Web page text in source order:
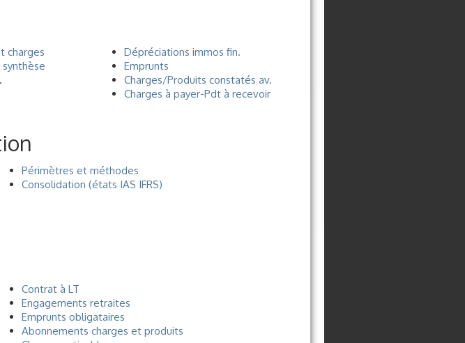
charges
Dépréciations immos fin.
Emprunts
Charges/Produits constatés av.
Charges à payer-Pdt à recevoir
Périmètres et méthodes
Consolidation (états IAS IFRS)
Contrat à LT
Engagements retraites
Emprunts obligataires
Abonnements charges et produits